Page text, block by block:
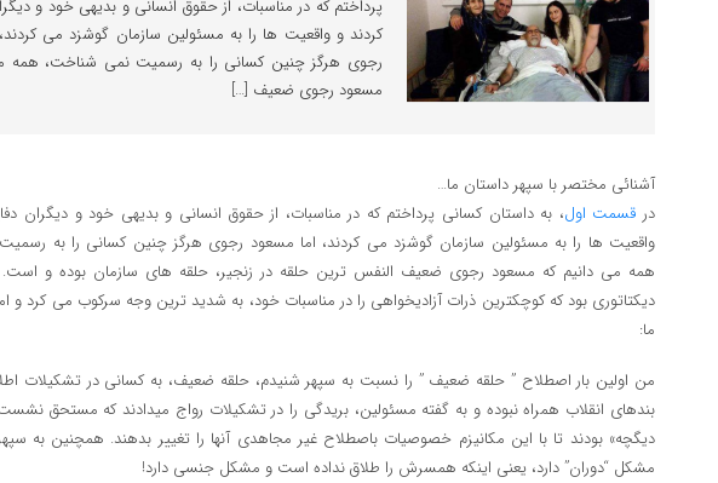
پرداختم که در مناسبات، از حقوق انسانی و بدیهی خود و
کردند و واقعیت ها را به مسئولین سازمان گوشزد می
رجوی هرگز چنین کسانی را به رسمیت نمی شناخت، همه
مسعود رجوی ضعیف […]
آشنائی مختصر با سپهر داستان ما…
در قسمت اول، به داستان کسانی پرداختم که در مناسبات، از حقوق انسانی و بدیهی خود و دیگران
واقعیت ها را به مسئولین سازمان گوشزد می کردند، اما مسعود رجوی هرگز چنین کسانی را به
همه می دانیم که مسعود رجوی ضعیف النفس ترین حلقه در زنجیر، حلقه های سازمان بوده و
دیکتاتوری بود که کوچکترین ذرات آزادیخواهی را در مناسبات خود، به شدید ترین وجه سرکوب می کرد و
ما:
من اولین بار اصطلاح ” حلقه ضعیف ” را نسبت به سپهر شنیدم، حلقه ضعیف، به کسانی در تشکیلات
بندهای انقلاب همراه نبوده و به گفته مسئولین، بریدگی را در تشکیلات رواج میدادند که مستحق
دیگچه» بودند تا با این مکانیزم خصوصیات باصطلاح غیر مجاهدی آنها را تغییر بدهند. همچنین به
مشکل “دوران” دارد، یعنی اینکه همسرش را طلاق نداده است و مشکل جنسی دارد!